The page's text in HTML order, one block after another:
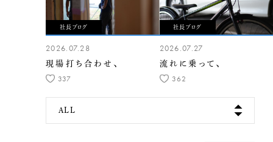
社長ブログ
2026.07.28
現場打ち合わせ、
337
社長ブログ
2026.07.27
流れに乗って、
362
ALL